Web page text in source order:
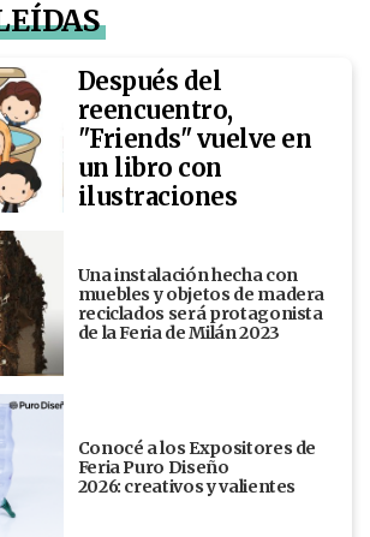
Después del
reencuentro,
"Friends" vuelve en
un libro con
ilustraciones
Una instalación hecha con
muebles y objetos de madera
reciclados será protagonista
de la Feria de Milán 2023
Conocé a los Expositores de
Feria Puro Diseño
2026: creativos y valientes